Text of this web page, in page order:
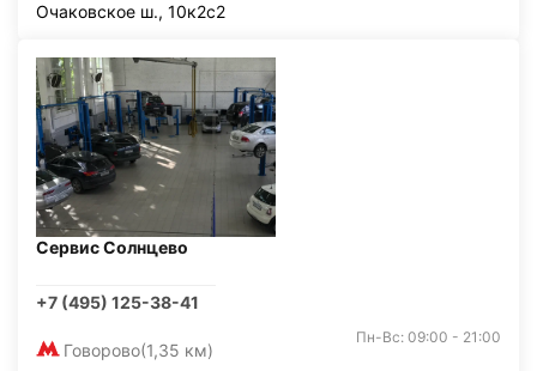
Очаковское ш., 10к2с2
Сервис Солнцево
+7 (495) 125-38-41
Говорово(1,35 км)
Пн-Вс: 09:00 - 21:00